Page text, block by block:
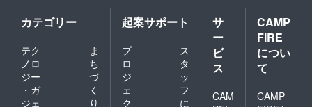
コース
でその
ままお
洗濯可
能で
す。 ク
リーニ
必要は
了承く
ださ
い。
長さや
ご覧い
ただけ
る期間
等、動
画サイ
トの規
更が
ては郵
送にて
お届け
させて
いただ
きま
権利は
カテゴリー
テク
ノロ
ジー
・ガ
ジェ
ま
ち
づ
く
り
起案サポート
プ
ロ
ジ
ェ
ク
ス
タ
ッ
フ
に
サ
ー
ビ
ス
CAM
CAMP
FIRE
につい
て
CAMP